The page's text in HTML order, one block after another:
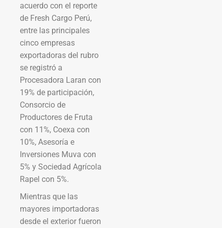
acuerdo con el reporte
de Fresh Cargo Perú,
entre las principales
cinco empresas
exportadoras del rubro
se registró a
Procesadora Laran con
19% de participación,
Consorcio de
Productores de Fruta
con 11%, Coexa con
10%, Asesoría e
Inversiones Muva con
5% y Sociedad Agrícola
Rapel con 5%.
Mientras que las
mayores importadoras
desde el exterior fueron